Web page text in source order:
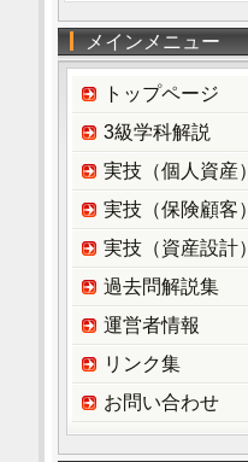
メインメニュー
トップページ
3級学科解説
実技（個人資産）
実技（保険顧客）
実技（資産設計）
過去問解説集
運営者情報
リンク集
お問い合わせ